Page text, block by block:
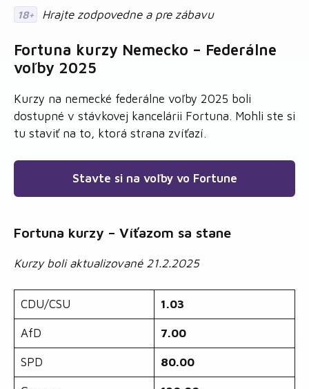
18+ Hrajte zodpovedne a pre zábavu
Fortuna kurzy Nemecko – Federálne
voľby 2025
Kurzy na nemecké federálne voľby 2025 boli
dostupné v stávkovej kancelárii Fortuna. Mohli ste si
tu staviť na to, ktorá strana zvíťazí.
Stavte si na voľby vo Fortune
Fortuna kurzy – Víťazom sa stane
Kurzy boli aktualizované 21.2.2025
CDU/CSU 1.03
AfD 7.00
SPD 80.00